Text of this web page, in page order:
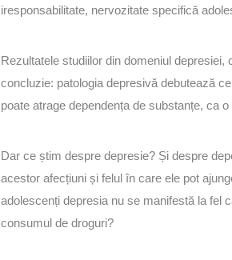
iresponsabilitate, nervozitate specifică
Rezultatele studiilor din domeniul
concluzie: patologia depresivă debutează
poate atrage dependența de substanțe, ca
Dar ce știm despre depresie? Și despre
acestor afecțiuni și felul în care ele pot
adolescenți depresia nu se manifestă la fel
consumul de droguri?